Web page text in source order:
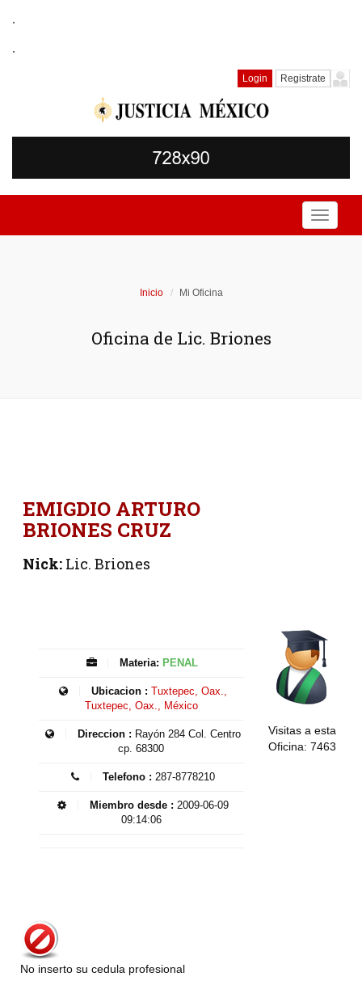
.
.
Login Registrate
Toggle
Inicio Mi Oficina
Oficina de Lic. Briones
EMIGDIO ARTURO
BRIONES CRUZ
Nick:Lic. Briones
Materia: PENAL
Ubicacion : Tuxtepec, Oax.,
Tuxtepec, Oax., México
Direccion : Rayón 284 Col. Centro
cp. 68300
Telefono : 287-8778210
Miembro desde : 2009-06-09
09:14:06
Visitas a esta
Oficina: 7463
No inserto su cedula profesional